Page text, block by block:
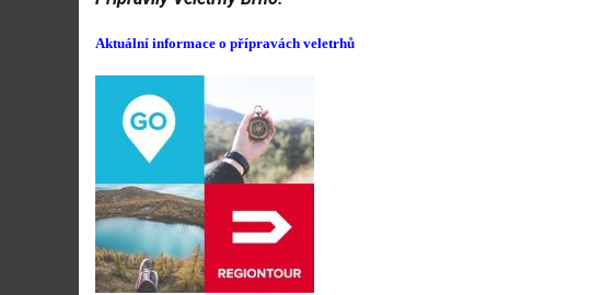
Aktuální informace o přípravách veletrhů